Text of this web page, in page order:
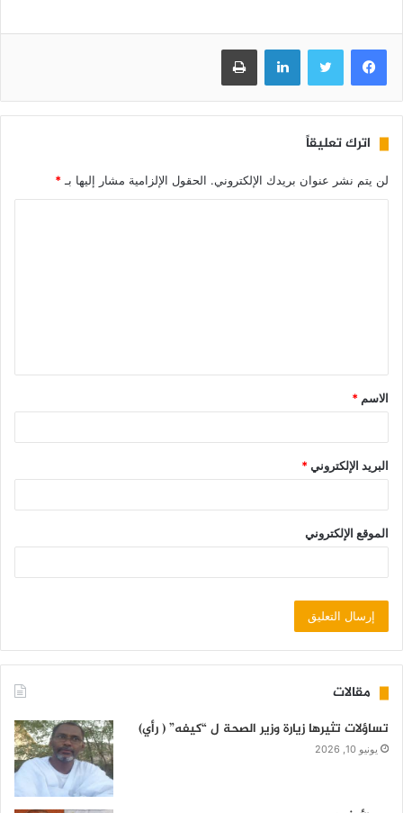
فيسبوك تويتر لينكدإن طباعة
اترك تعليقاً
لن يتم نشر عنوان بريدك الإلكتروني. الحقول الإلزامية مشار إليها بـ *
الاسم *
البريد الإلكتروني*
الموقع الإلكتروني
مقالات
تساؤلات تثيرها زيارة وزير الصحة ل “كيفه” ( رأي)
يونيو 10, 2026